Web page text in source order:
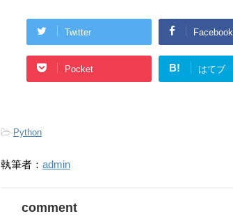
Twitter Facebook
Pocket B! はてブ
-Python
執筆者： admin
comment